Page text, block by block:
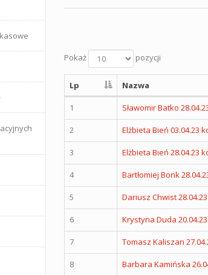
Pokaż pozycji
Lp Nazwa
1 Sławomir Batko
2 Elżbieta Bień 03.04.23
3 Elżbieta Bień 28.04.23
4 Bartłomiej Bonk
5 Dariusz Chwist
6 Krystyna Duda
7 Tomasz Kaliszan
8 Barbara Kamińska